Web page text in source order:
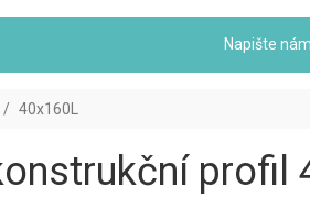
Napište nám
40x160L
profil